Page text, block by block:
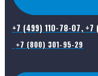
+7 (499) 110-78-07,
+7 (800) 301-95-29